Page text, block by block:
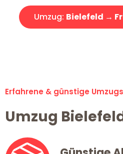
Umzug: Bielefeld →
Erfahrene & günstige
Umzug